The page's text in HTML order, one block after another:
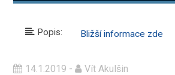
Popis: Bližší informace zde
14.1.2019 - Vít Akulšin